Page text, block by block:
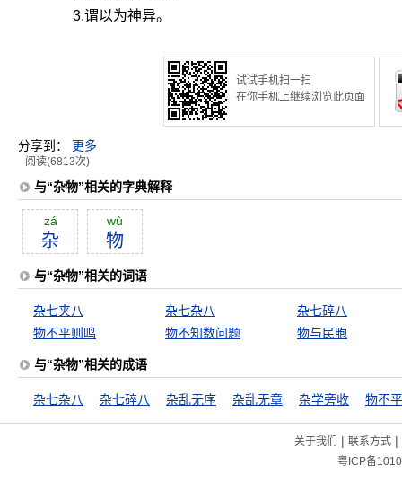
3.谓以为神异。
试试手机扫一扫
在你手机上继续浏览此页面
分享到： 更多
阅读(6813次)
与“杂物”相关的字典解释
zá
杂
wù
物
与“杂物”相关的词语
杂七夹八 杂七杂八
杂七碎八
物不平则鸣
物不知数问题 物与民胞
与“杂物”相关的成语
杂七杂八 杂七碎八 杂乱无序 杂乱无章 杂学旁收
关于我们 | 联系方式|
粤ICP备